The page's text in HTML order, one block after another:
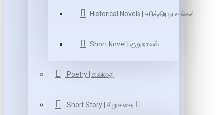
Historical Novels | சரித்திர நாவல்கள்
Short Novel | குறுநாவல்
Poetry | கவிதை
Short Story | சிறுகதை